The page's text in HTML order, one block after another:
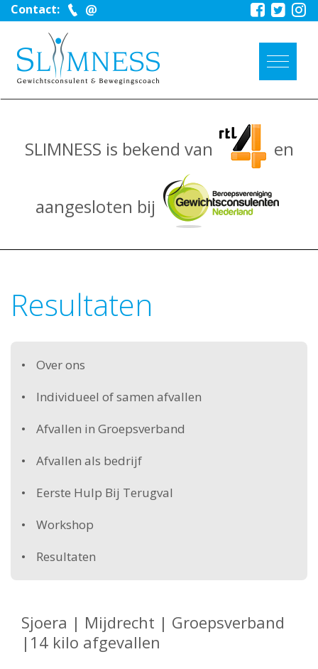
Contact:
SLIMNESS is bekend van en
aangesloten bij
Resultaten
Over ons
Individueel of samen afvallen
Afvallen in Groepsverband
Afvallen als bedrijf
Eerste Hulp Bij Terugval
Workshop
Resultaten
Sjoera | Mijdrecht | Groepsverband
|14 kilo afgevallen